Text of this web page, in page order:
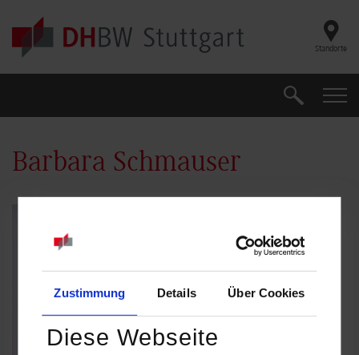
Zustimmung Details Über Cookies
Diese Webseite
Skip to main content
Standorte
Suche
Barbara Schmauser